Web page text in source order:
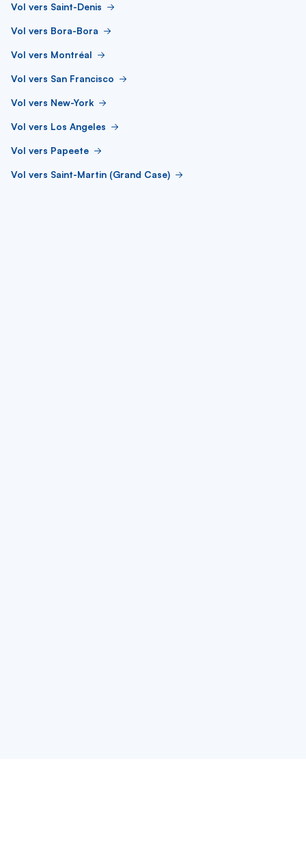
Vol vers Saint-Denis
Vol vers Bora-Bora
Vol vers Montréal
Vol vers San Francisco
Vol vers New-York
Vol vers Los Angeles
Vol vers Papeete
Vol vers Saint-Martin (Grand Case)